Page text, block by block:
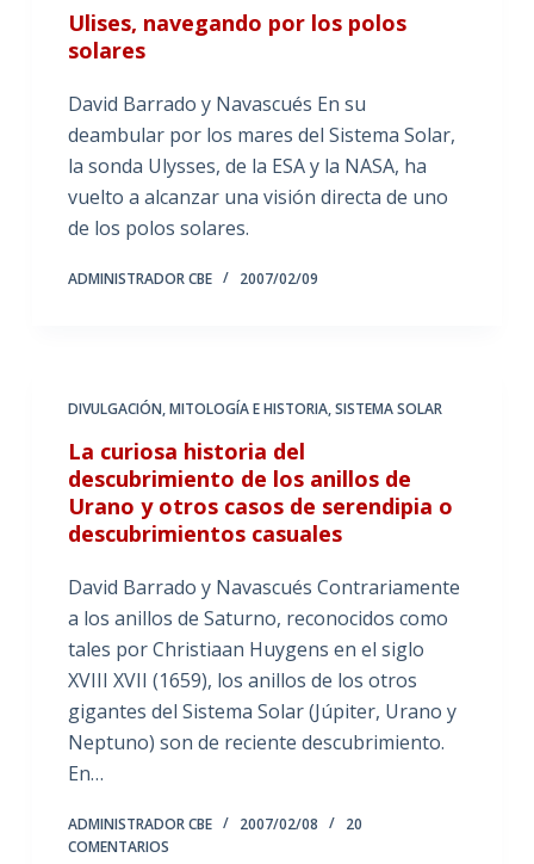
Ulises, navegando por los polos
solares
David Barrado y Navascués En su
deambular por los mares del Sistema Solar,
la sonda Ulysses, de la ESA y la NASA, ha
vuelto a alcanzar una visión directa de uno
de los polos solares.
ADMINISTRADOR CBE 2007/02/09
DIVULGACIÓN,MITOLOGÍA E HISTORIA,SISTEMA SOLAR
La curiosa historia del
descubrimiento de los anillos de
Urano y otros casos de serendipia o
descubrimientos casuales
David Barrado y Navascués Contrariamente
a los anillos de Saturno, reconocidos como
tales por Christiaan Huygens en el siglo
XVIII XVII (1659), los anillos de los otros
gigantes del Sistema Solar (Júpiter, Urano y
Neptuno) son de reciente descubrimiento.
En…
ADMINISTRADOR CBE 2007/02/08
20
COMENTARIOS